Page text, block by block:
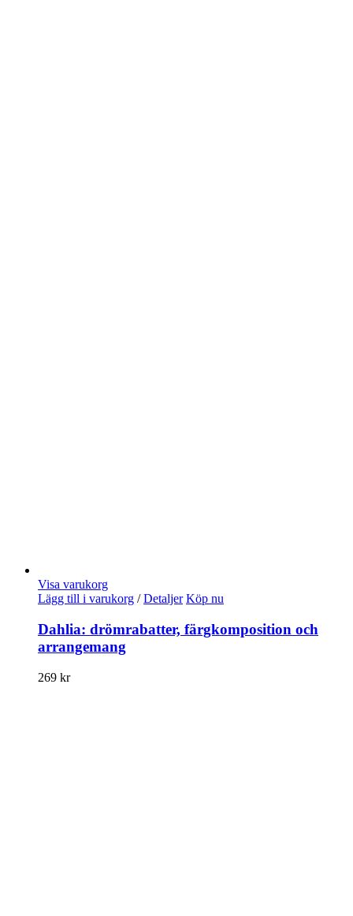
Visa varukorg
Lägg till i varukorg / Detaljer Köp nu
Dahlia: drömrabatter, färgkomposition och
arrangemang
269 kr